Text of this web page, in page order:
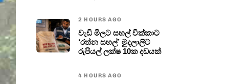
2 HOURS AGO
වැඩි මිලට සහල් වික්කාට
‘රත්න සහල්’ මුදලාලිට
රුපියල් ලක්ෂ 10ක දඩයක්
4 HOURS AGO